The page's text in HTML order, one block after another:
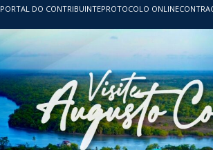
PORTAL DO CONTRIBUINTEPROTOCOLO ONLINE